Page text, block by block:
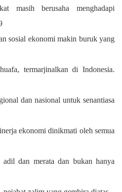
masih berusaha menghadapi
sosial ekonomi makin buruk yang
termarjinalkan di Indonesia.
dan nasional untuk senantiasa
ekonomi dinikmati oleh semua
adil dan merata dan bukan hanya